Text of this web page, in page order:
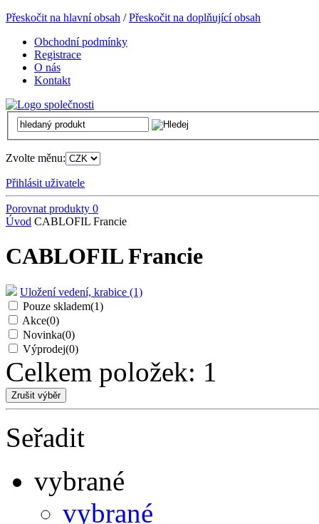
Přeskočit na hlavní obsah /Přeskočit na doplňující obsah
Obchodní podmínky
Registrace
O nás
Kontakt
Zvolte měnu:
Přihlásit uživatele
Porovnat produkty 0
Úvod CABLOFIL Francie
CABLOFIL Francie
Uložení vedení, krabice (1)
Pouze skladem(1)
Akce(0)
Novinka(0)
Výprodej(0)
Celkem položek: 1
Seřadit
vybrané
vybrané